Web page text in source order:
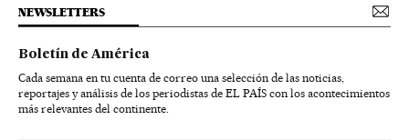
NEWSLETTERS
Boletín de América
Cada semana en tu cuenta de correo una selección de las noticias,
reportajes y análisis de los periodistas de EL PAÍS con los acontecimientos
más relevantes del continente.